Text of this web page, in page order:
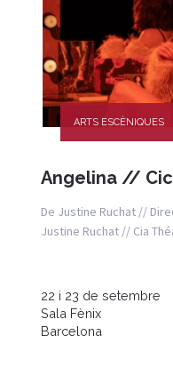
ARTS ESCÈNIQUES
Angelina //
De Justine Ruchat //
Justine Ruchat // Cia
22 i 23 de setembre
Sala Fènix
Barcelona